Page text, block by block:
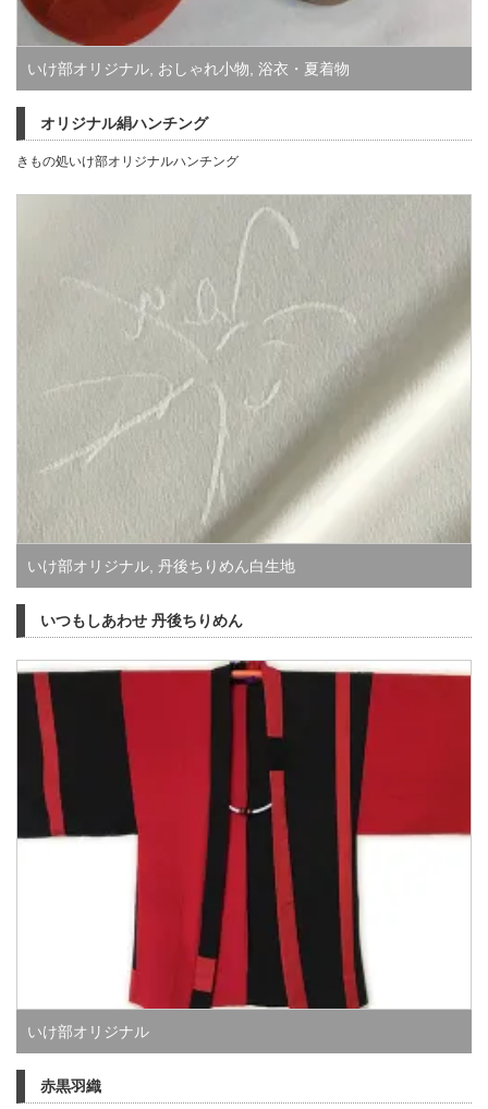
いけ部オリジナル おしゃれ小物 浴衣・夏着物
オリジナル絹ハンチング
きもの処いけ部オリジナルハンチング
いけ部オリジナル 丹後ちりめん白生地
いつもしあわせ 丹後ちりめん
いけ部オリジナル
赤黒羽織